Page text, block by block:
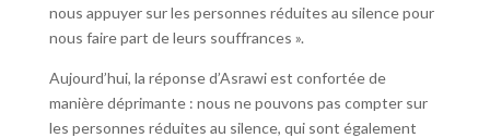
nous appuyer sur les personnes réduites au silence pour
nous faire part de leurs souffrances ».
Aujourd’hui, la réponse d’Asrawi est confortée de
manière déprimante : nous ne pouvons pas compter sur
les personnes réduites au silence, qui sont également